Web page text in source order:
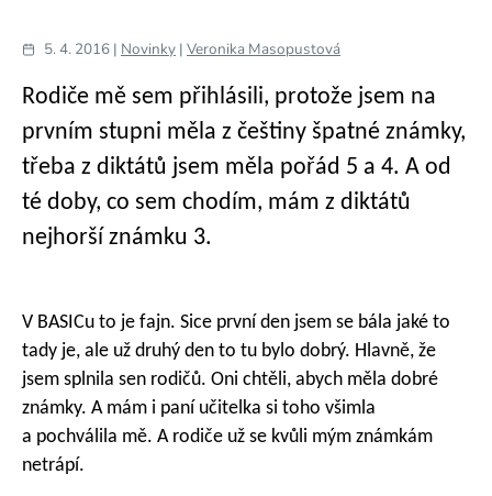
5. 4. 2016 | Novinky | Veronika Masopustová
Rodiče mě sem přihlásili, protože jsem na
prvním stupni měla z češtiny špatné známky,
třeba z diktátů jsem měla pořád 5 a 4. A od
té doby, co sem chodím, mám z diktátů
nejhorší známku 3.
V BASICu to je fajn. Sice první den jsem se bála jaké to
tady je, ale už druhý den to tu bylo dobrý. Hlavně, že
jsem splnila sen rodičů. Oni chtěli, abych měla dobré
známky. A mám i paní učitelka si toho všimla
a pochválila mě. A rodiče už se kvůli mým známkám
netrápí.